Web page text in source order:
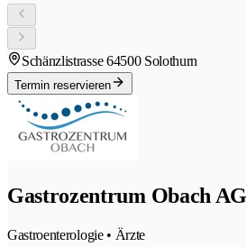
Schänzlistrasse 64500 Solothurn
Termin reservieren
Gastrozentrum Obach AG
Gastroenterologie • Ärzte